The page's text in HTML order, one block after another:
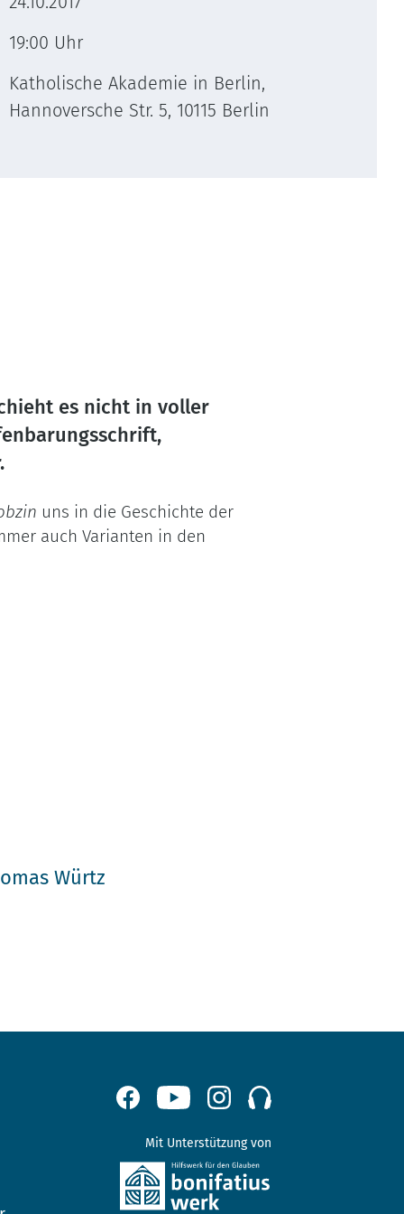
19:00 Uhr
Katholische Akademie in Berlin,
Hannoversche Str. 5, 10115 Berlin
es nicht in voller
uns in die Geschichte der
auch Varianten in den
Würtz
Mit Unterstützung von